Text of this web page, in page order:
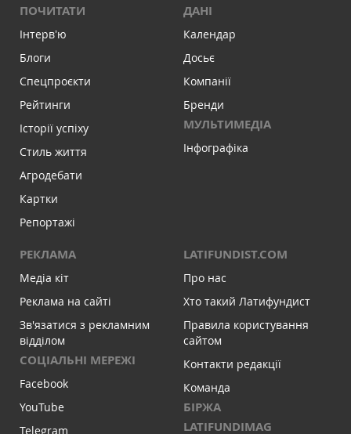
ПОЧИТАТИ
Інтервʼю
Блоги
Спецпроєкти
Рейтинги
Історії успіху
Стиль життя
Агродебати
Картки
Репортажі
ДАНІ
Календар
Досьє
Компанії
Бренди
МУЛЬТИМЕДІА
Інфографіка
РЕКЛАМА
Медіа кіт
Реклама на сайті
Зв'язатися з рекламним
відділом
СОЦІАЛЬНІ МЕРЕЖІ
Facebook
YouTube
Telegram
LATIFUNDIST.COM
Про нас
Хто такий Латифундист
Правила користування
сайтом
Контакти редакції
Команда
БІРЖА
LATIFUNDIMAG